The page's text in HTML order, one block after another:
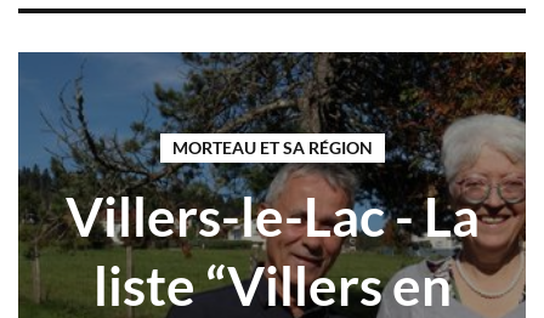
MORTEAU ET SA RÉGION
Villers-le-Lac - La
liste “Villers en